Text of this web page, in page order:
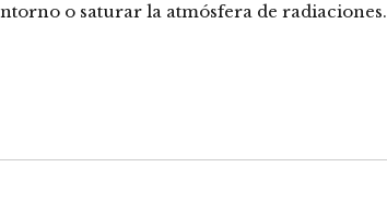
o saturar la atmósfera de radiaciones.